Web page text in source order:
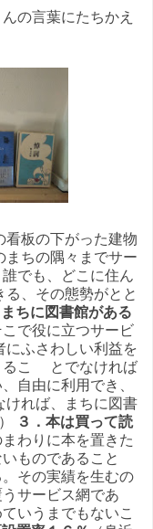
の言葉にたちかえ
看板の下がった建物
ちの隅々までサー
でも、どこに住ん
、その態勢がとと
まちに図書館がある
で役に立つサービ
ふさわしい利益を
るこ とでなければ
自由に利用でき、
れば、まちに図書
３．本は買って読
わりに本を置きた
ものであること
その実績を生むの
サービス網であ
いうまでもないこ